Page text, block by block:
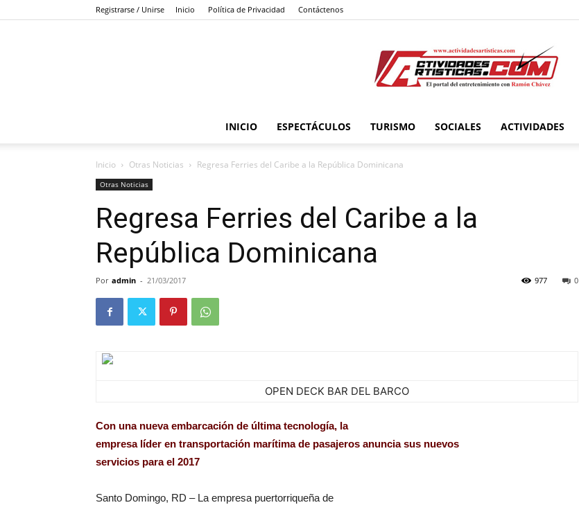
Registrarse / Unirse Inicio Política de Privacidad Contáctenos
Actividadesartisticas.com
INICIO ESPECTÁCULOS TURISMO SOCIALES ACTIVIDADES
Inicio Otras Noticias Regresa Ferries del Caribe a la República Dominicana
Otras Noticias
Regresa Ferries del Caribe a la
República Dominicana
Por admin - 21/03/2017 0
977
OPEN DECK BAR DEL BARCO
Con una nueva embarcación de última tecnología, la
empresa líder en transportación marítima de pasajeros anuncia sus nuevos
servicios para el 2017
Santo Domingo, RD – La empresa puertorriqueña de